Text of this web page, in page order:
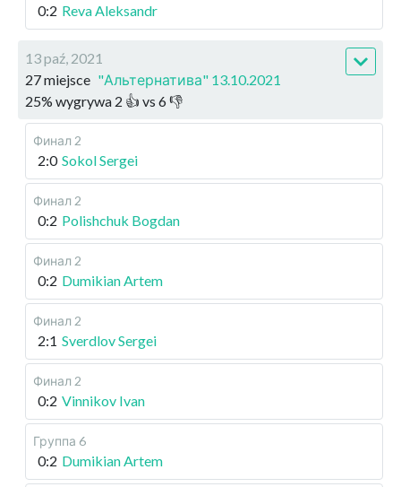
0:2 Reva Aleksandr
13 paź, 2021
27 miejsce "Альтернатива" 13.10.2021
25% wygrywa 2 👍 vs 6👎
Финал 2
2:0 Sokol Sergei
Финал 2
0:2 Polishchuk Bogdan
Финал 2
0:2 Dumikian Artem
Финал 2
2:1 Sverdlov Sergei
Финал 2
0:2 Vinnikov Ivan
Группа 6
0:2 Dumikian Artem